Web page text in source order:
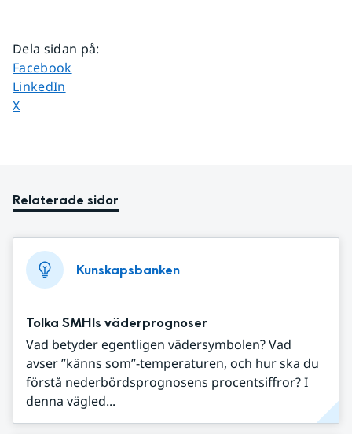
Dela sidan på:
Dela sidan på
Facebook
Dela sidan på
LinkedIn
Dela sidan på
X
Relaterade sidor
Kunskapsbanken
Tolka SMHIs väderprognoser
Vad betyder egentligen vädersymbolen? Vad
avser ”känns som”-temperaturen, och hur ska du
förstå nederbördsprognosens procentsiffror? I
denna vägled...